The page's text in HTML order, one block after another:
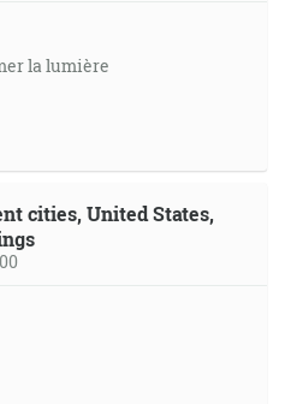
la lumière
cities, United States,